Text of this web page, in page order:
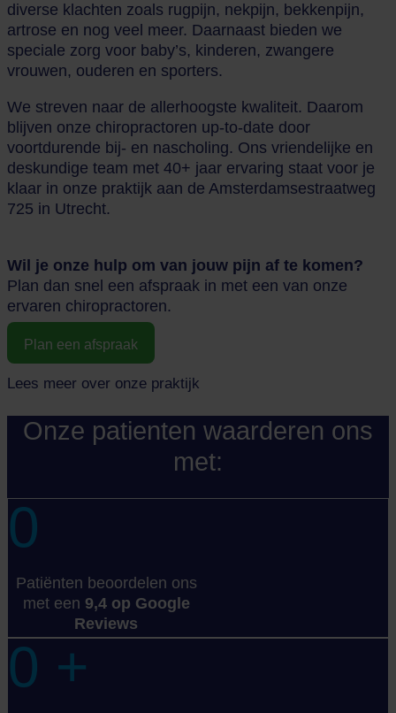
diverse klachten zoals rugpijn, nekpijn, bekkenpijn,
artrose en nog veel meer. Daarnaast bieden we
speciale zorg voor baby’s, kinderen, zwangere
vrouwen, ouderen en sporters.
We streven naar de allerhoogste kwaliteit. Daarom
blijven onze chiropractoren up-to-date door
voortdurende bij- en nascholing. Ons vriendelijke en
deskundige team met 40+ jaar ervaring staat voor je
klaar in onze praktijk aan de Amsterdamsestraatweg
725 in Utrecht.
Wil je onze hulp om van jouw pijn af te komen?
Plan dan snel een afspraak in met een van onze
ervaren chiropractoren.
Plan een afspraak
Lees meer over onze praktijk
Onze patienten waarderen ons
met:
0
Patiënten beoordelen ons
met een 9,4 op Google
Reviews
0 +